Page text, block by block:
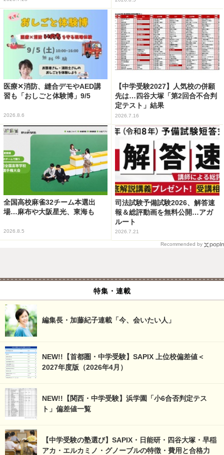
医療✕消防、縫合デモやAED講
習も「おしごと体験博」9/5
2026.8.6
【中学受験2027】人気校の併願
先は…四谷大塚「第2回合不合判
定テスト」結果
2026.7.16
全国高校麻雀32チーム本選出
場…麻布や大阪星光、東海も
2026.8.5
司法試験予備試験2026、解答速
報＆総評動画を無料公開…アガ
ルート
2026.7.21
Recommended by
特集・連載
編集長・加藤紀子連載「今、会いたい人」
NEW!!【首都圏・中学受験】SAPIX 上位校偏差値＜
2027年度版（2026年4月）
NEW!!【関西・中学受験】浜学園「小6合否判定テス
ト」偏差値一覧
【中学受験の塾選び】SAPIX・日能研・四谷大塚・早稲
アカ・エルカミノ・グノーブルの特徴・費用と合格力